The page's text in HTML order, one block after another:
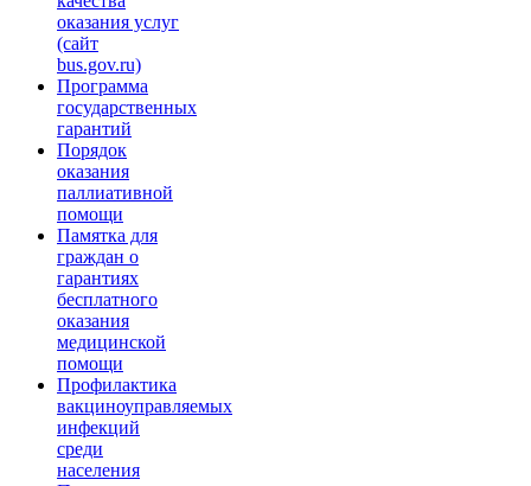
оказания услуг
(сайт
bus.gov.ru)
Программа
государственных
гарантий
Порядок
оказания
паллиативной
помощи
Памятка для
граждан о
гарантиях
бесплатного
оказания
медицинской
помощи
Профилактика
вакциноуправляемых
инфекций
среди
населения